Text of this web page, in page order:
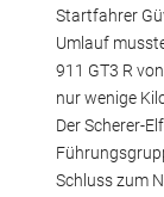
Startfahrer
Umlauf
911 GT3 R
nur wenige
Der Scherer-
Schluss zum